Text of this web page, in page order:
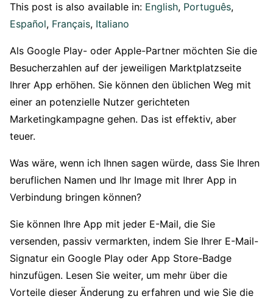
This post is also available in: English Português
Español Français Italiano
Als Google Play- oder Apple-Partner möchten Sie die
Besucherzahlen auf der jeweiligen Marktplatzseite
Ihrer App erhöhen. Sie können den üblichen Weg mit
einer an potenzielle Nutzer gerichteten
Marketingkampagne gehen. Das ist effektiv, aber
teuer.
Was wäre, wenn ich Ihnen sagen würde, dass Sie Ihren
beruflichen Namen und Ihr Image mit Ihrer App in
Verbindung bringen können?
Sie können Ihre App mit jeder E-Mail, die Sie
versenden, passiv vermarkten, indem Sie Ihrer E-Mail-
Signatur ein Google Play oder App Store-Badge
hinzufügen. Lesen Sie weiter, um mehr über die
Vorteile dieser Änderung zu erfahren und wie Sie die